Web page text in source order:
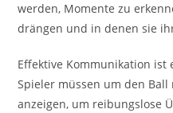
werden, Momente zu
drängen und in denen sie
Effektive Kommunikation ist
Spieler müssen um den
anzeigen, um reibungslose